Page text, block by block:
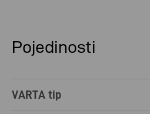
Pojedinosti
VARTA tip